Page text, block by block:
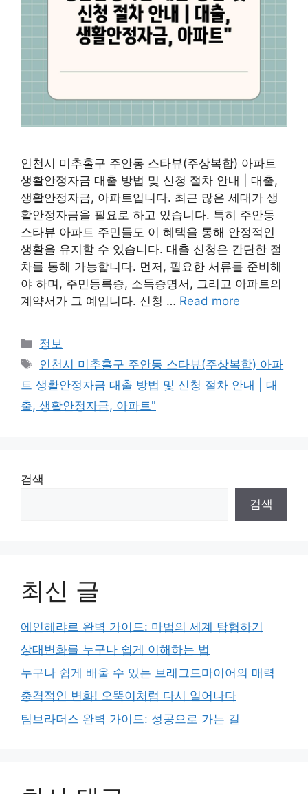
인천시 미추홀구 주안동 스타뷰(주상복합) 아파트
생활안정자금 대출 방법 및 신청 절차 안내 | 대출,
생활안정자금, 아파트입니다. 최근 많은 세대가 생
활안정자금을 필요로 하고 있습니다. 특히 주안동
스타뷰 아파트 주민들도 이 혜택을 통해 안정적인
생활을 유지할 수 있습니다. 대출 신청은 간단한 절
차를 통해 가능합니다. 먼저, 필요한 서류를 준비해
야 하며, 주민등록증, 소득증명서, 그리고 아파트의
계약서가 그 예입니다. 신청 … Read more
Categories
정보
Tags
인천시 미추홀구 주안동 스타뷰(주상복합) 아파
트 생활안정자금 대출 방법 및 신청 절차 안내 | 대
출, 생활안정자금, 아파트"
검색
검색
최신 글
에인헤랴르 완벽 가이드: 마법의 세계 탐험하기
상태변화를 누구나 쉽게 이해하는 법
누구나 쉽게 배울 수 있는 브래그드마이어의 매력
충격적인 변화! 오뚝이처럼 다시 일어나다
팀브라더스 완벽 가이드: 성공으로 가는 길